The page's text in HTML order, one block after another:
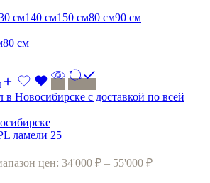
см140 см150 см80 cм90 см
80 см
ламели 25
цен: 34'000 ₽ – 55'000 ₽